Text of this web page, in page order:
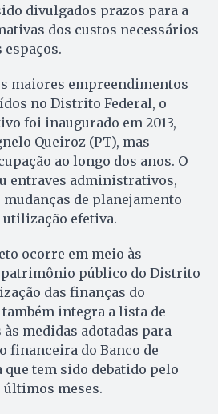
divulgados prazos para a
dos custos necessários
espaços.
maiores empreendimentos
no Distrito Federal, o
foi inaugurado em 2013,
Queiroz (PT), mas
ao longo dos anos. O
entraves administrativos,
de planejamento
efetiva.
ocorre em meio às
patrimônio público do Distrito
das finanças do
integra a lista de
medidas adotadas para
financeira do Banco de
que tem sido debatido pelo
meses.